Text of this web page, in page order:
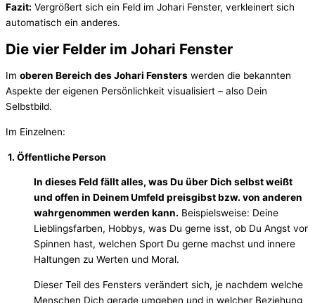
Fazit: Vergrößert sich ein Feld im Johari Fenster, verkleinert sich
automatisch ein anderes.
Die vier Felder im Johari Fenster
Im oberen Bereich des Johari Fensters werden die bekannten
Aspekte der eigenen Persönlichkeit visualisiert – also Dein
Selbstbild.
Im Einzelnen:
1. Öffentliche Person
In dieses Feld fällt alles, was Du über Dich selbst weißt
und offen in Deinem Umfeld preisgibst bzw. von anderen
wahrgenommen werden kann. Beispielsweise: Deine
Lieblingsfarben, Hobbys, was Du gerne isst, ob Du Angst vor
Spinnen hast, welchen Sport Du gerne machst und innere
Haltungen zu Werten und Moral.
Dieser Teil des Fensters verändert sich, je nachdem welche
Menschen Dich gerade umgeben und in welcher Beziehung